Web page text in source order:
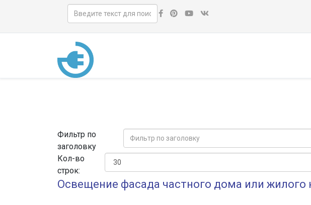
Фильтр по
заголовку
Кол-во
строк:
Освещение фасада частного дома или жилого